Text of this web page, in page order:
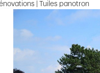
| Tuiles panotron